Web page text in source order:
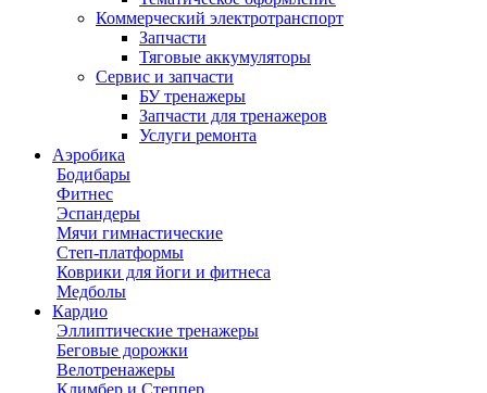
Коммерческий электротранспорт
Запчасти
Тяговые аккумуляторы
Сервис и запчасти
БУ тренажеры
Запчасти для тренажеров
Услуги ремонта
Аэробика
Бодибары
Фитнес
Эспандеры
Мячи гимнастические
Степ-платформы
Коврики для йоги и фитнеса
Медболы
Кардио
Эллиптические тренажеры
Беговые дорожки
Велотренажеры
Климбер и Степпер